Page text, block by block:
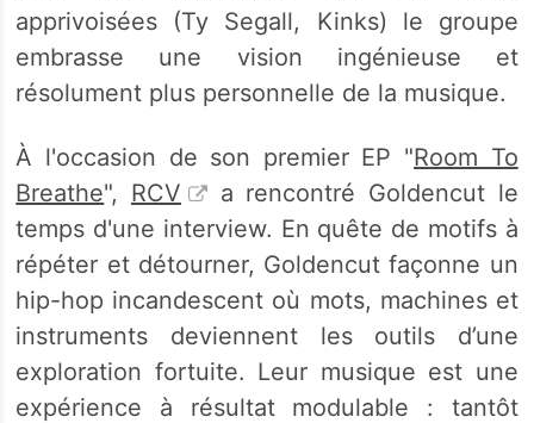
apprivoisées (Ty Segall, Kinks) le groupe
embrasse une vision ingénieuse et
résolument plus personnelle de la musique.
À l'occasion de son premier EP "Room To
Breathe", RCV
a rencontré Goldencut le
temps d'une interview. En quête de motifs à
répéter et détourner, Goldencut façonne un
hip-hop incandescent où mots, machines et
instruments deviennent les outils d’une
exploration fortuite. Leur musique est une
expérience à résultat modulable : tantôt